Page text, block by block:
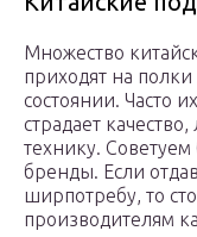
Множество
приходят на
состоянии. Часто
страдает
технику.
бренды. Если
ширпотребу, то
производителям